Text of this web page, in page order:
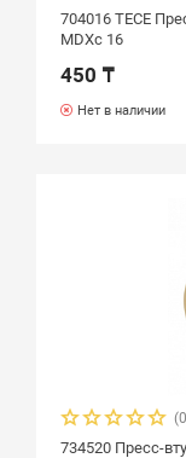
704016 ТЕСЕ
MDXc 16
450 ₸
Нет в наличии
734520 Пресс-